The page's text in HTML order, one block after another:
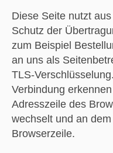
Diese Seite nutzt
Schutz der
zum Beispiel
an uns als
TLS-
Verbindung
Adresszeile des
wechselt und an
Browserzeile.